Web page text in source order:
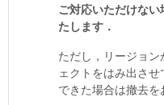
ご対応いただけな
たします．
ただし，リージョ
ェクトをはみ出さ
できた場合は撤去を